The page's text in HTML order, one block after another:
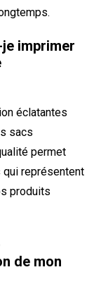
imprimer
éclatantes
sacs
permet
représentent
produits
de mon